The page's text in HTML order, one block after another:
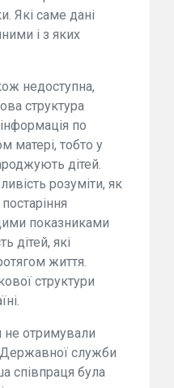
Які саме дані
і з яких
недоступна,
структура
по
матері, тобто у
дітей.
розуміти, як
показниками
дітей, які
життя.
структури
не отримували
Державної служби
співпраця була